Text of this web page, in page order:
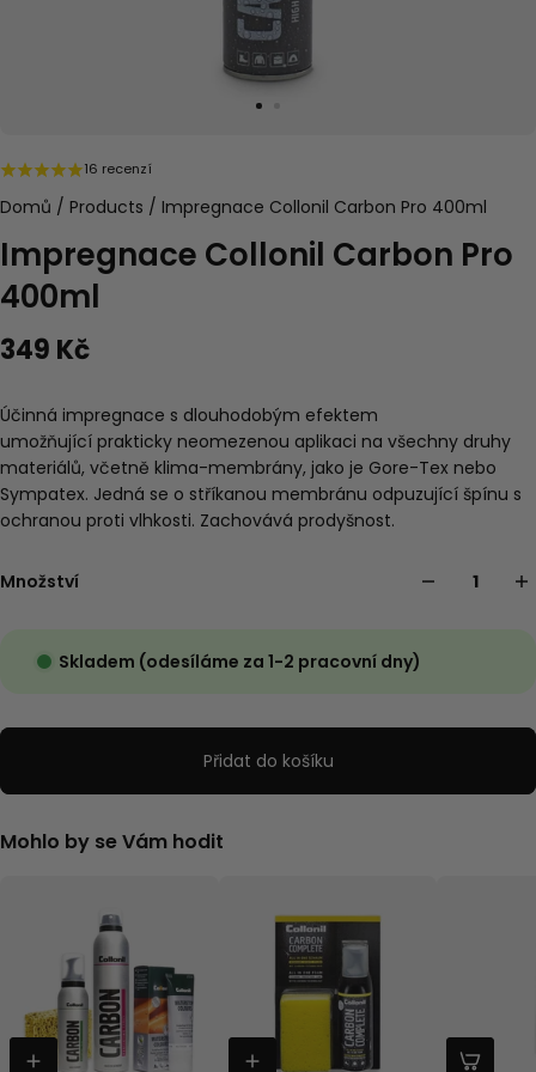
16 recenzí
Domů / Products / Impregnace Collonil Carbon Pro 400ml
Impregnace Collonil Carbon Pro
400ml
349 Kč
Účinná impregnace s dlouhodobým efektem
umožňující prakticky neomezenou aplikaci na všechny druhy
materiálů, včetně klima-membrány, jako je Gore-Tex nebo
Sympatex. Jedná se o stříkanou membránu odpuzující špínu s
ochranou proti vlhkosti. Zachovává prodyšnost.
Množství
Skladem (odesíláme za 1-2 pracovní dny)
Přidat do košíku
Mohlo by se Vám hodit